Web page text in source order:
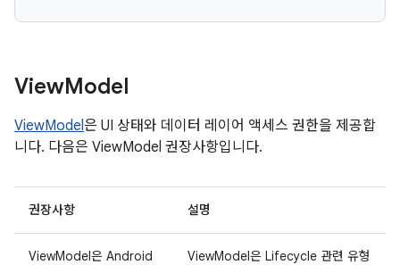
ViewModel
ViewModel은 UI 상태와 데이터 레이어 액세스 권한을 제공합
니다. 다음은 ViewModel 권장사항입니다.
권장사항 설명
ViewModel은 Android
ViewModel은 Lifecycle 관련 유형